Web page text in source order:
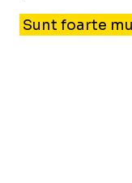
Sunt foarte